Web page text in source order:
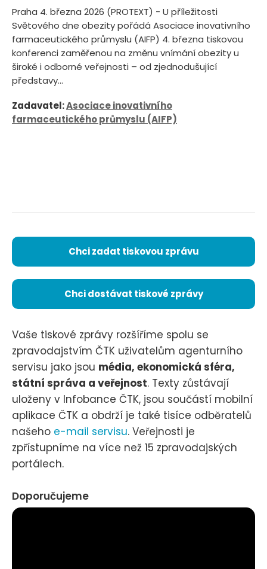
Praha 4. března 2026 (PROTEXT) - U příležitosti
Světového dne obezity pořádá Asociace inovativního
farmaceutického průmyslu (AIFP) 4. března tiskovou
konferenci zaměřenou na změnu vnímání obezity u
široké i odborné veřejnosti – od zjednodušující
představy...
Zadavatel:Asociace inovativního
farmaceutického průmyslu (AIFP)
Chci zadat tiskovou zprávu
Chci dostávat tiskové zprávy
Vaše tiskové zprávy rozšíříme spolu se
zpravodajstvím ČTK uživatelům agenturního
servisu jako jsou média, ekonomická sféra,
státní správa a veřejnost. Texty zůstávají
uloženy v Infobance ČTK, jsou součástí mobilní
aplikace ČTK a obdrží je také tisíce odběratelů
našeho e-mail servisu. Veřejnosti je
zpřístupníme na více než 15 zpravodajských
portálech.
Doporučujeme